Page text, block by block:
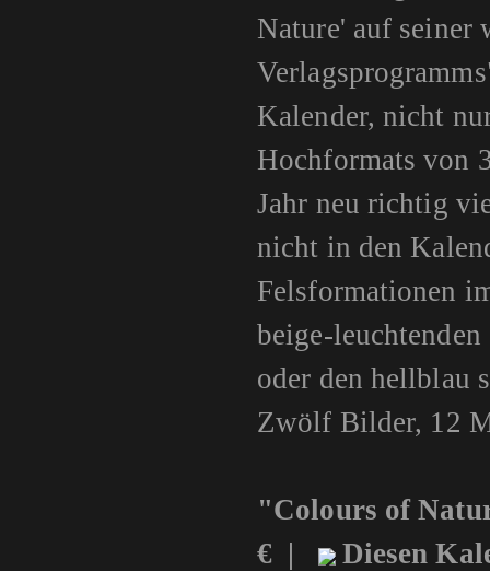
Nature' auf seiner
Kalender, nicht
Hochformats von
Jahr neu richtig
nicht in den
Felsformationen
beige-
oder den hellblau
Zwölf Bilder, 12
"Colours of
€ |
Diesen